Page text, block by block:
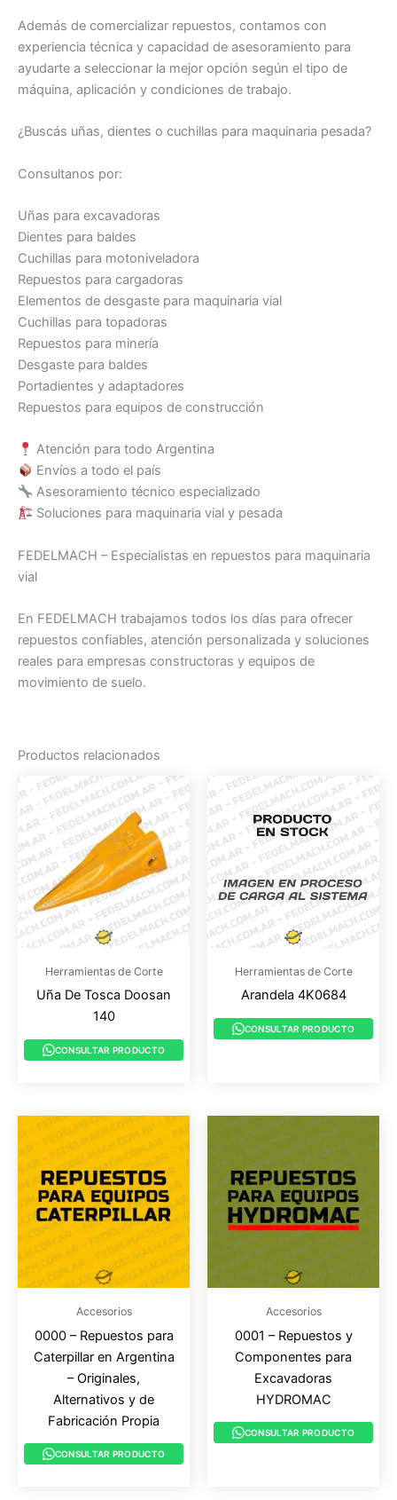
Además de comercializar repuestos, contamos con
experiencia técnica y capacidad de asesoramiento para
ayudarte a seleccionar la mejor opción según el tipo de
máquina, aplicación y condiciones de trabajo.
¿Buscás uñas, dientes o cuchillas para maquinaria pesada?
Consultanos por:
Uñas para excavadoras
Dientes para baldes
Cuchillas para motoniveladora
Repuestos para cargadoras
Elementos de desgaste para maquinaria vial
Cuchillas para topadoras
Repuestos para minería
Desgaste para baldes
Portadientes y adaptadores
Repuestos para equipos de construcción
Atención para todo Argentina
Envíos a todo el país
Asesoramiento técnico especializado
Soluciones para maquinaria vial y pesada
FEDELMACH – Especialistas en repuestos para maquinaria
vial
En FEDELMACH trabajamos todos los días para ofrecer
repuestos confiables, atención personalizada y soluciones
reales para empresas constructoras y equipos de
movimiento de suelo.
Productos relacionados
Herramientas de Corte
Uña De Tosca Doosan
140
CONSULTAR PRODUCTO
Herramientas de Corte
Arandela 4K0684
CONSULTAR PRODUCTO
Accesorios
0000 – Repuestos para
Caterpillar en Argentina
– Originales,
Alternativos y de
Fabricación Propia
CONSULTAR PRODUCTO
Accesorios
0001 – Repuestos y
Componentes para
Excavadoras
HYDROMAC
CONSULTAR PRODUCTO